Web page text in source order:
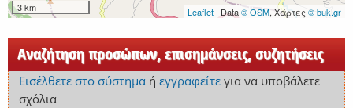
3 km Leaflet | Data© OSM, Χάρτες © buk.gr
Αναζήτηση προσώπων, επισημάνσεις, συζητήσεις
Εισέλθετε στο σύστημαή εγγραφείτεγια να υποβάλετε
σχόλια